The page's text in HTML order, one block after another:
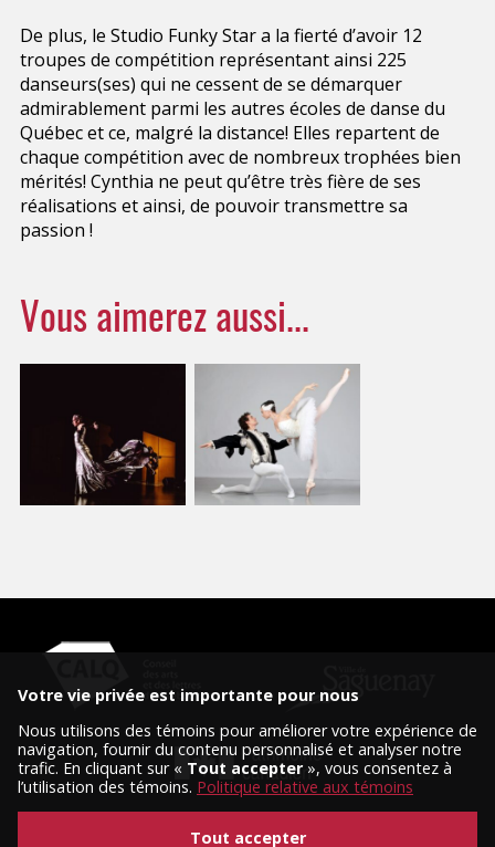
De plus, le Studio Funky Star a la fierté d’avoir 12
troupes de compétition représentant ainsi 225
danseurs(ses) qui ne cessent de se démarquer
admirablement parmi les autres écoles de danse du
Québec et ce, malgré la distance! Elles repartent de
chaque compétition avec de nombreux trophées bien
mérités! Cynthia ne peut qu’être très fière de ses
réalisations et ainsi, de pouvoir transmettre sa
passion !
Vous aimerez aussi...
Votre vie privée est importante pour nous
Nous utilisons des témoins pour améliorer votre expérience de
navigation, fournir du contenu personnalisé et analyser notre
trafic. En cliquant sur « Tout accepter», vous consentez à
l’utilisation des témoins. Politique relative aux témoins
Tout accepter